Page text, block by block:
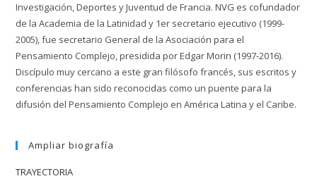
Investigación, Deportes y Juventud de Francia. NVG es cofundador
de la Academia de la Latinidad y 1er secretario ejecutivo (1999-
2005), fue secretario General de la Asociación para el
Pensamiento Complejo, presidida por Edgar Morin (1997-2016).
Discípulo muy cercano a este gran filósofo francés, sus escritos y
conferencias han sido reconocidas como un puente para la
difusión del Pensamiento Complejo en América Latina y el Caribe.
Ampliar biografía
TRAYECTORIA